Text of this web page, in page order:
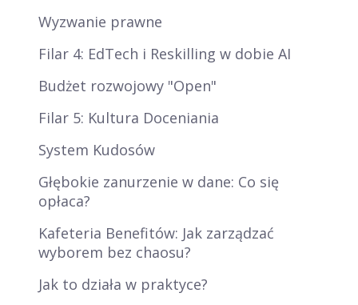
Wyzwanie prawne
Filar 4: EdTech i Reskilling w dobie AI
Budżet rozwojowy "Open"
Filar 5: Kultura Doceniania
System Kudosów
Głębokie zanurzenie w dane: Co się
opłaca?
Kafeteria Benefitów: Jak zarządzać
wyborem bez chaosu?
Jak to działa w praktyce?